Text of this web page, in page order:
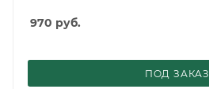
970 руб.
ПОД ЗАКАЗ